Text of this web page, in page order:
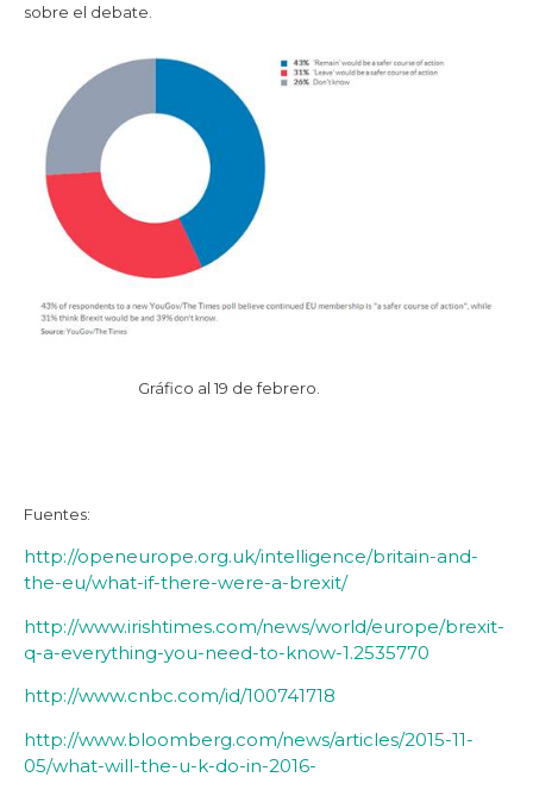
sobre el debate.
Gráfico al 19 de febrero.
Fuentes:
http://openeurope.org.uk/intelligence/britain-and-
the-eu/what-if-there-were-a-brexit/
http://www.irishtimes.com/news/world/europe/brexit-
q-a-everything-you-need-to-know-1.2535770
http://www.cnbc.com/id/100741718
http://www.bloomberg.com/news/articles/2015-11-
05/what-will-the-u-k-do-in-2016-